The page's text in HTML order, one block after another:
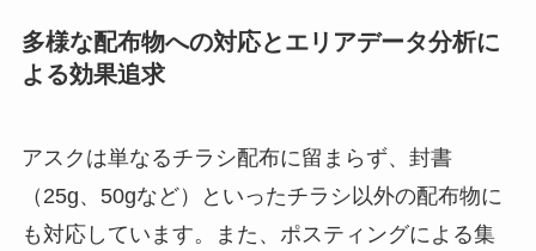
多様な配布物への対応とエリアデータ分析に
よる効果追求
アスクは単なるチラシ配布に留まらず、封書
（25g、50gなど）といったチラシ以外の配布物に
も対応しています。また、ポスティングによる集